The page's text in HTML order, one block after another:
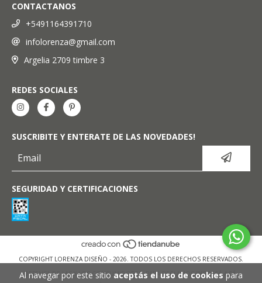
Al navegar por este sitio aceptás el uso de cookies para
CONTACTANOS
+5491164391710
infolorenza@gmail.com
Argelia 2709 timbre 3
REDES SOCIALES
SUSCRIBITE Y ENTERATE DE LAS NOVEDADES!
SEGURIDAD Y CERTIFICACIONES
COPYRIGHT LORENZA DISEÑO - 2026. TODOS LOS DERECHOS RESERVADOS.
DEFENSA DE LAS Y LOS CONSUMIDORES. PARA RECLAMOS INGRESÁ ACÁ.